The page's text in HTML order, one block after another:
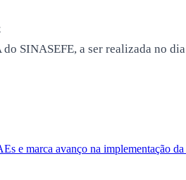
SINASEFE, a ser realizada no
e marca avanço na implementação da